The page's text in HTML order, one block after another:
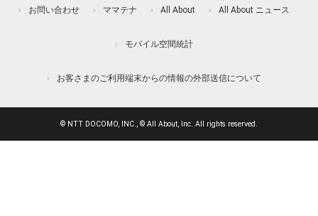
お問い合わせ ママテナ All About All About ニュース
モバイル空間統計
お客さまのご利用端末からの情報の外部送信について
© NTT DOCOMO, INC., © All About, Inc. All rights reserved.